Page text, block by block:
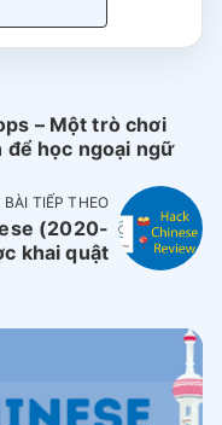
– Một trò chơi
để học ngoại ngữ
BÀI TIẾP THEO
(2020-
khai quật